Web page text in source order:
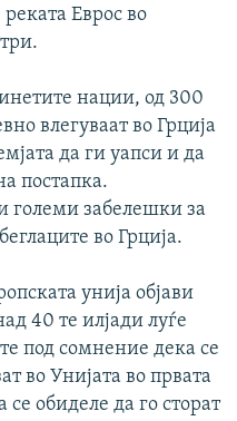
реката Еврос во
нации, од 300
влегуваат во Грција
да ги уапси и да
постапка.
големи забелешки за
во Грција.
унија објави
40 те илјади луѓе
под сомнение дека се
во Унијата во првата
се обиделе да го сторат